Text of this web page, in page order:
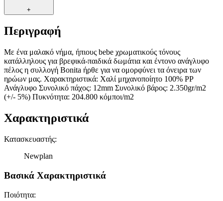
+
Περιγραφή
Με ένα μαλακό νήμα, ήπιους bebe χρωματικούς τόνους
κατάλληλους για βρεφικά-παιδικά δωμάτια και έντονο ανάγλυφο
πέλος η συλλογή Bonita ήρθε για να ομορφύνει τα όνειρα των
ηρώων μας. Χαρακτηριστικά: Χαλί μηχανοποίητο 100% PP
Ανάγλυφο Συνολικό πάχος: 12mm Συνολικό βάρος: 2.350gr/m2
(+/- 5%) Πυκνότητα: 204.800 κόμποι/m2
Χαρακτηριστικά
Κατασκευαστής:
Newplan
Βασικά Χαρακτηριστικά
Ποιότητα: